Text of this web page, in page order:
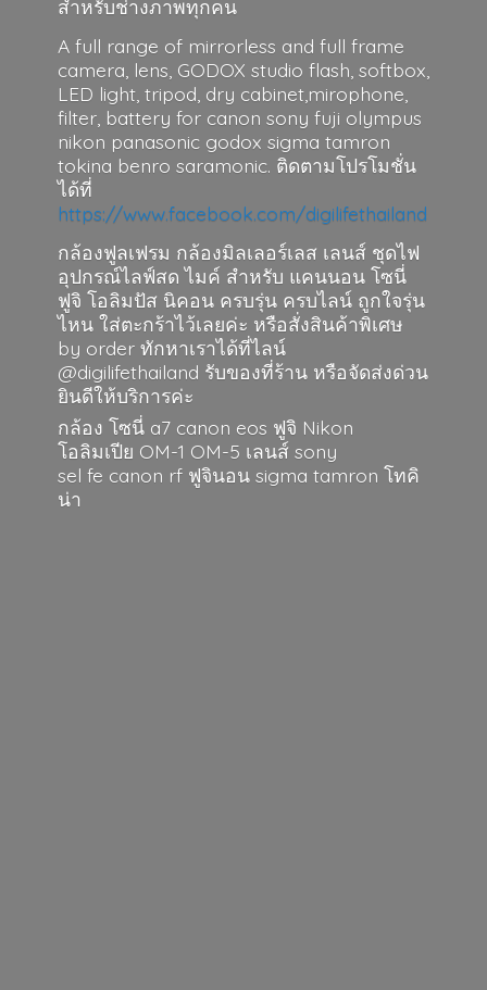
สำหรับช่างภาพทุกคน
A full range of mirrorless and full frame
camera, lens, GODOX studio flash, softbox,
LED light, tripod, dry cabinet,mirophone,
filter, battery for canon sony fuji olympus
nikon panasonic godox sigma tamron
tokina benro saramonic. ติดตามโปรโมชั่น
ได้ที่
https://www.facebook.com/digilifethailand
กล้องฟูลเฟรม กล้องมิลเลอร์เลส เลนส์ ชุดไฟ
อุปกรณ์ไลฟ์สด ไมค์ สำหรับ แคนนอน โซนี่
ฟูจิ โอลิมปัส นิคอน ครบรุ่น ครบไลน์ ถูกใจรุ่น
ไหน ใส่ตะกร้าไว้เลยค่ะ หรือสั่งสินค้าพิเศษ
by order ทักหาเราได้ที่ไลน์
@digilifethailand รับของที่ร้าน หรือจัดส่งด่วน
ยินดีให้บริการค่ะ
กล้อง โซนี่ a7 canon eos ฟูจิ Nikon
โอลิมเปีย OM-1 OM-5 เลนส์ sony
sel fe canon rf ฟูจินอน sigma tamron โทคิ
น่า